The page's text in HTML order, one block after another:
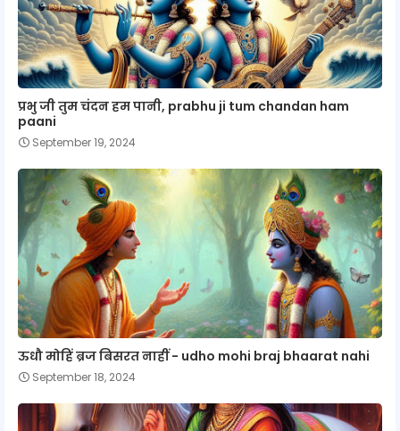
प्रभु जी तुम चंदन हम पानी, prabhu ji tum chandan ham
paani
September 19, 2024
ऊधौ मोहिं ब्रज बिसरत नाहीं - udho mohi braj bhaarat nahi
September 18, 2024